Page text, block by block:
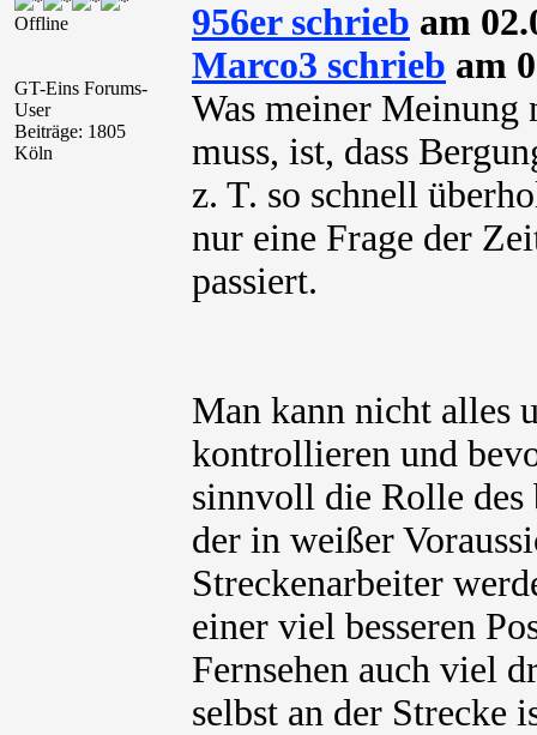
Offline
GT-Eins Forums-
User
Beiträge: 1805
Köln
956er schrieb am
Marco3 schrieb am
Was meiner Meinung
muss, ist, dass
z. T. so schnell
nur eine Frage der
passiert.
Man kann nicht alles
kontrollieren und
sinnvoll die Rolle des
der in weißer
Streckenarbeiter
einer viel besseren
Fernsehen auch viel
selbst an der Strecke